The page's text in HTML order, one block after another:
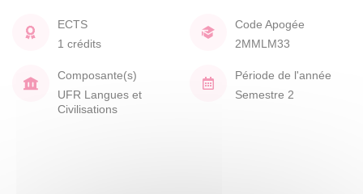
ECTS
1 crédits
Code Apogée
2MMLM33
Composante(s)
UFR Langues et
Civilisations
Période de l'année
Semestre 2